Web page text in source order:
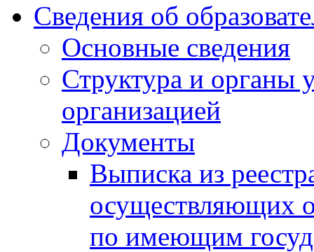
Сведения об
Основные сведения
Структура и органы
организацией
Документы
Выписка из
осуществляющих
по имеющим